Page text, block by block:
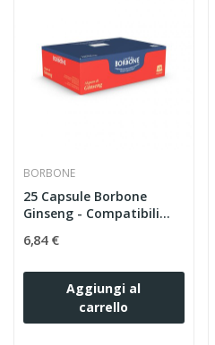
BORBONE
25 Capsule Borbone
Ginseng - Compatibili...
6,84 €
Aggiungi al
carrello